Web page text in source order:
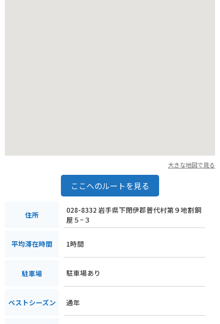
大きな地図で見る
ここへのルートを見る
住所
028-8332 岩手県下閉伊郡普代村第９地割銅
屋５−３
平均滞在時間 1時間
駐車場 駐車場あり
ベストシーズン 通年